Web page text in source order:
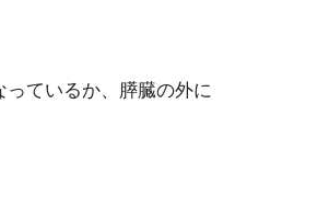
ているか、膵臓の外に